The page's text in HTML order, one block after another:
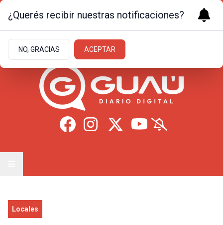
12.8ºc | Formosa
Locales
¿Querés recibir nuestras notificaciones?
NO, GRACIAS ACEPTAR